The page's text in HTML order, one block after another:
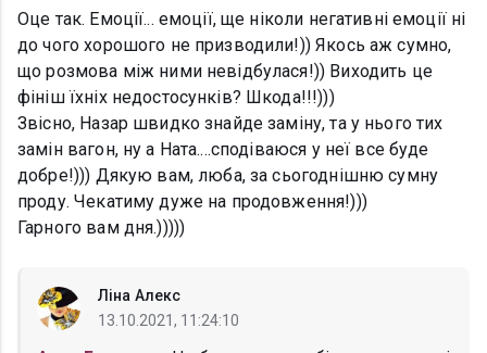
Оце так. Емоції... емоції, ще ніколи негативні емоції ні
до чого хорошого не призводили!)) Якось аж сумно,
що розмова між ними невідбулася!)) Виходить це
фініш їхніх недостосунків? Шкода!!!)))
Звісно, Назар швидко знайде заміну, та у нього тих
замін вагон, ну а Ната....сподіваюся у неї все буде
добре!))) Дякую вам, люба, за сьогоднішню сумну
проду. Чекатиму дуже на продовження!)))
Гарного вам дня.)))))
Ліна Алекс
13.10.2021, 11:24:10